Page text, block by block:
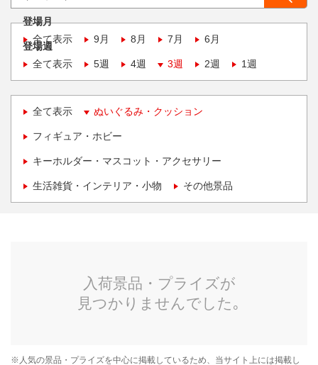
登場月
全て表示
9月 8月 7月 6月
登場週
全て表示
5週 4週 3週 2週 1週
全て表示 ぬいぐるみ・クッション
フィギュア・ホビー
キーホルダー・マスコット・アクセサリー
生活雑貨・インテリア・小物 その他景品